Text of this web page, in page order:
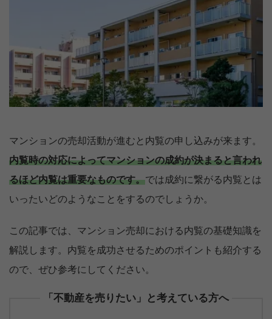
マンションの売却活動が進むと内覧の申し込みが来ます。
内覧時の対応によってマンションの成約が決まると言われ
るほど内覧は重要なものです。では成約に繋がる内覧とは
いったいどのようなことをするのでしょうか。
この記事では、マンション売却における内覧の基礎知識を
解説します。内覧を成功させるためのポイントも紹介する
ので、ぜひ参考にしてください。
「不動産を売りたい」と考えている方へ